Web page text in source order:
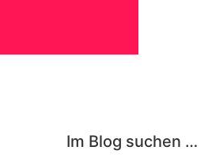
Im Blog suchen …